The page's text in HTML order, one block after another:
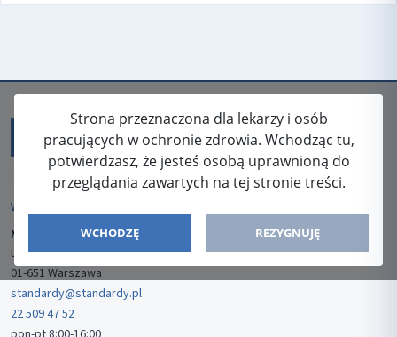
Strona przeznaczona dla lekarzy i osób
pracujących w ochronie zdrowia. Wchodząc tu,
potwierdzasz, że jesteś osobą uprawnioną do
przeglądania zawartych na tej stronie treści.
WCHODZĘ REZYGNUJĘ
ISSN: 2080-5438
WYDAWCA
Media-Press Sp. z o.o.
ul. Gwiaździsta 7B/8
01-651 Warszawa
standardy@standardy.pl
22 509 47 52